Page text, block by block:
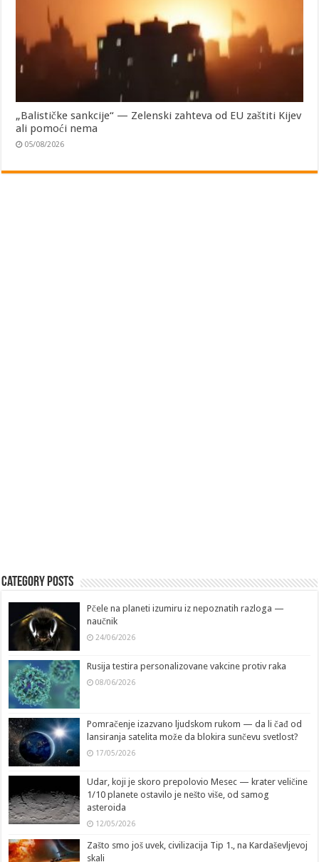
„Balističke sankcije“ — Zelenski zahteva od EU zaštiti Kijev
ali pomoći nema
05/08/2026
Category Posts
Pčele na planeti izumiru iz nepoznatih razloga —
naučnik
24/06/2026
Rusija testira personalizovane vakcine protiv raka
08/06/2026
Pomračenje izazvano ljudskom rukom — da li čađ od
lansiranja satelita može da blokira sunčevu svetlost?
17/05/2026
Udar, koji je skoro prepolovio Mesec — krater veličine
1/10 planete ostavilo je nešto više, od samog
asteroida
12/05/2026
Zašto smo još uvek, civilizacija Tip 1., na Kardaševljevoj
skali